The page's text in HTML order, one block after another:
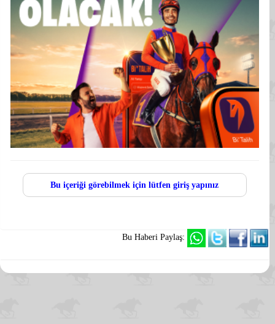
Bu içeriği görebilmek için lütfen giriş yapınız
Bu Haberi Paylaş: